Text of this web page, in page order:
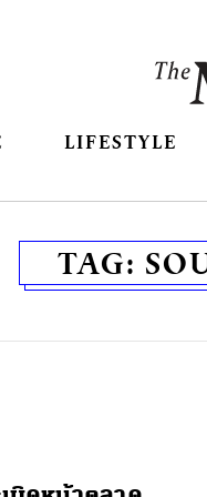
LIFESTYLE
TAG: